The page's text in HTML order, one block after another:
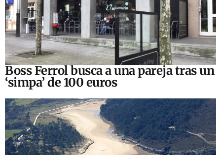
Boss Ferrol busca a una pareja tras un
‘simpa’ de 100 euros